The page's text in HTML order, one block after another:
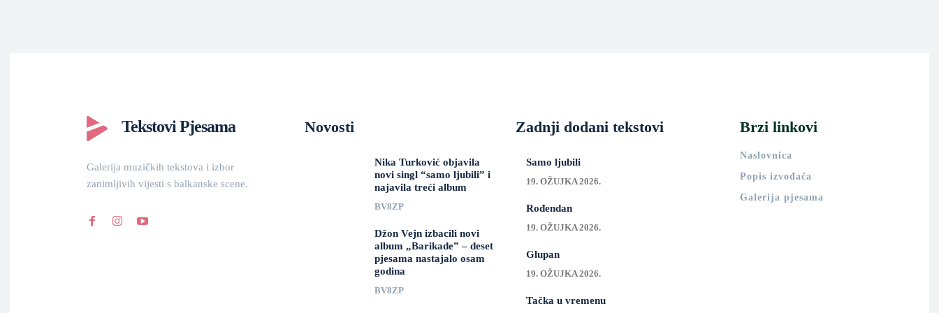
Tekstovi Pjesama
Galerija muzičkih tekstova i izbor
zanimljivih vijesti s balkanske scene.
Novosti
Nika Turković objavila
novi singl “samo ljubili” i
najavila treći album
BV8ZP
Džon Vejn izbacili novi
album „Barikade” – deset
pjesama nastajalo osam
godina
BV8ZP
Zadnji dodani tekstovi
Samo ljubili
19. OŽUJKA 2026.
Rođendan
19. OŽUJKA 2026.
Glupan
19. OŽUJKA 2026.
Tačka u vremenu
Brzi linkovi
Naslovnica
Popis izvođača
Galerija pjesama